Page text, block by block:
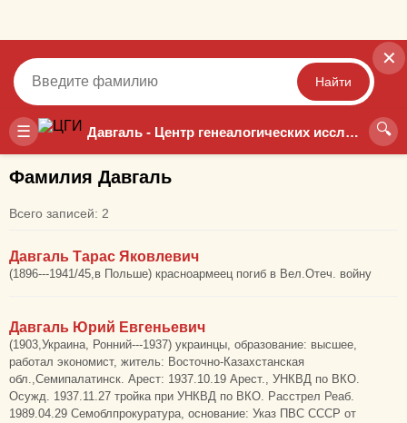
☰ Давгаль - Центр генеалогических исследований 🔍
✕
Найти
Точный Неточный
Фамилия Давгаль
Всего записей: 2
Давгаль Тарас Яковлевич
(1896---1941/45,в Польше) красноармеец погиб в Вел.Отеч. войну
Давгаль Юрий Евгеньевич
(1903,Украина, Ронний---1937) украинцы, образование: высшее,
работал экономист, житель: Восточно-Казахстанская
обл.,Семипалатинск. Арест: 1937.10.19 Арест., УНКВД по ВКО.
Осужд. 1937.11.27 тройка при УНКВД по ВКО. Расстрел Реаб.
1989.04.29 Семоблпрокуратура, основание: Указ ПВС СССР от